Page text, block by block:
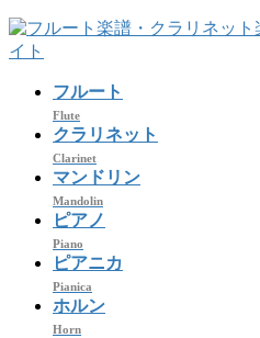
コ
ン
ナ
ビ
フルート
Flute
クラリネット
Clarinet
マンドリン
Mandolin
ピアノ
Piano
ピアニカ
Pianica
ホルン
Horn